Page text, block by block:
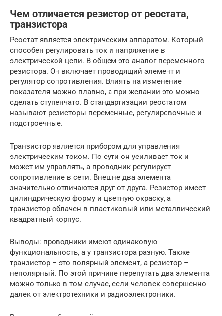
Чем отличается резистор от реостата,
транзистора
Реостат является электрическим аппаратом. Который
способен регулировать ток и напряжение в
электрической цепи. В общем это аналог переменного
резистора. Он включает проводящий элемент и
регулятор сопротивления. Влиять на изменение
показателя можно плавно, а при желании это можно
сделать ступенчато. В стандартизации реостатом
называют резисторы переменные, регулировочные и
подстроечные.
Транзистор является прибором для управления
электрическим током. По сути он усиливает ток и
может им управлять, а проводник регулирует
сопротивление в сети. Внешне два элемента
значительно отличаются друг от друга. Резистор имеет
цилиндрическую форму и цветную окраску, а
транзистор облачен в пластиковый или металлический
квадратный корпус.
Выводы: проводники имеют одинаковую
функциональность, а у транзистора разную. Также
транзистор – это полярный элемент, а резистор –
неполярный. По этой причине перепутать два элемента
можно только в том случае, если человек совершенно
далек от электротехники и радиоэлектроники.